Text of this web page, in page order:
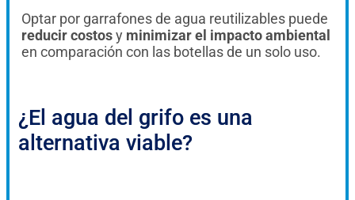
Optar por garrafones de agua reutilizables puede
reducir costosy minimizar el impacto ambiental
en comparación con las botellas de un solo uso.
¿El agua del grifo es una
alternativa viable?